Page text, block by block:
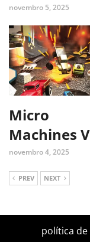
novembro 5, 2025
Micro
Machines
novembro 4, 2025
PREV NEXT
política